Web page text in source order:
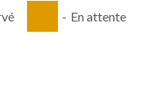
- En attente